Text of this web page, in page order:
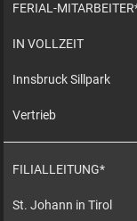
FERIAL-
IN VOLLZEIT
Innsbruck Sillpark
Vertrieb
FILIALLEITUNG*
St. Johann in Tirol